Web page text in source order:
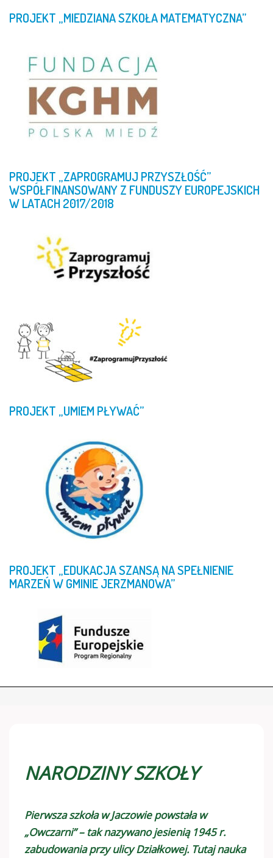
PROJEKT „MIEDZIANASZKOŁAMATEMATYCZNA”
PROJEKT „ZAPROGRAMUJ PRZYSZŁOŚĆ”
WSPÓŁFINANSOWANYZ FUNDUSZYEUROPEJSKICH
WLATACH2017/2018
PROJEKT „UMIEMPŁYWAĆ”
PROJEKT „EDUKACJASZANSĄNASPEŁNIENIE
MARZEŃWGMINIEJERZMANOWA”
NARODZINY SZKOŁY
Pierwsza szkoła w Jaczowie powstała w
„Owczarni” – tak nazywano jesienią 1945 r.
zabudowania przy ulicy Działkowej. Tutaj nauka